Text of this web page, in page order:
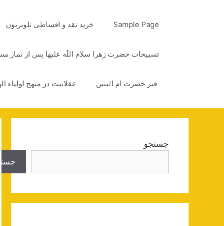
Sample Page خرید نقد و اقساطی تلویزیون
تسبیحات حضرت زهرا سلام اللَه علیها پس از نماز
قبر حضرت ام البنین عقلانیت در منهج اولیاء
جستجو